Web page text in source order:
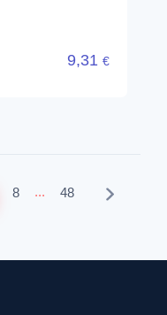
9,31 €
8 ... 48